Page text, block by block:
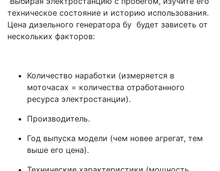
техническое состояние и историю использования.
Цена дизельного генератора бу будет зависеть от
нескольких факторов:
Количество наработки (измеряется в
моточасах = количества отработанного
ресурса электростанции).
Производитель.
Год выпуска модели (чем новее агрегат, тем
выше его цена).